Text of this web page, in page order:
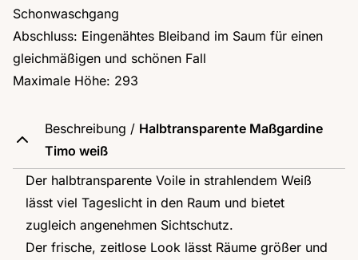
Schonwaschgang
Abschluss: Eingenähtes Bleiband im Saum für einen
gleichmäßigen und schönen Fall
Maximale Höhe: 293
Beschreibung / Halbtransparente Maßgardine
Timo weiß
Der halbtransparente Voile in strahlendem Weiß
lässt viel Tageslicht in den Raum und bietet
zugleich angenehmen Sichtschutz.
Der frische, zeitlose Look lässt Räume größer und